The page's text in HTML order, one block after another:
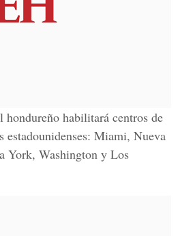
habilitará centros de
estadounidenses: Miami, Nueva
York, Washington y Los